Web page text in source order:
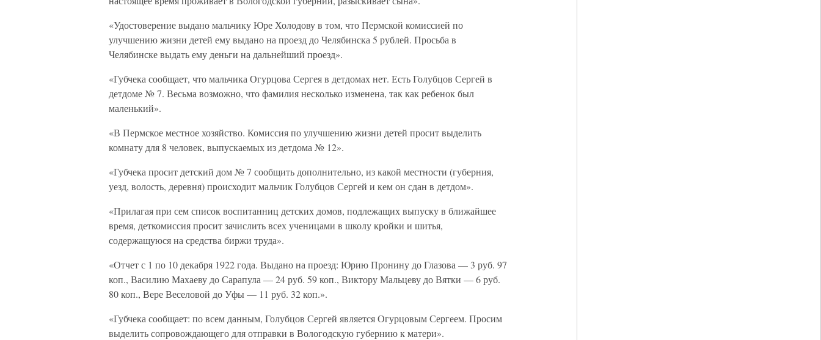
«Удостоверение выдано мальчику Юре Холодову в том, что Пермской комиссией по
улучшению жизни детей ему выдано на проезд до Челябинска 5 рублей. Просьба в
Челябинске выдать ему деньги на дальнейший проезд».
«Губчека сообщает, что мальчика Огурцова Сергея в детдомах нет. Есть Голубцов Сергей в
детдоме № 7. Весьма возможно, что фамилия несколько изменена, так как ребенок был
маленький».
«В Пермское местное хозяйство. Комиссия по улучшению жизни детей просит выделить
комнату для 8 человек, выпускаемых из детдома № 12».
«Губчека просит детский дом № 7 сообщить дополнительно, из какой местности (губерния,
уезд, волость, деревня) происходит мальчик Голубцов Сергей и кем он сдан в детдом».
«Прилагая при сем список воспитанниц детских домов, подлежащих выпуску в ближайшее
время, деткомиссия просит зачислить всех ученицами в школу кройки и шитья,
содержащуюся на средства биржи труда».
«Отчет с 1 по 10 декабря 1922 года. Выдано на проезд: Юрию Пронину до Глазова — 3 руб. 97
коп., Василию Махаеву до Сарапула — 24 руб. 59 коп., Виктору Мальцеву до Вятки — 6 руб.
80 коп., Вере Веселовой до Уфы — 11 руб. 32 коп.».
«Губчека сообщает: по всем данным, Голубцов Сергей является Огурцовым Сергеем. Просим
выделить сопровождающего для отправки в Вологодскую губернию к матери».